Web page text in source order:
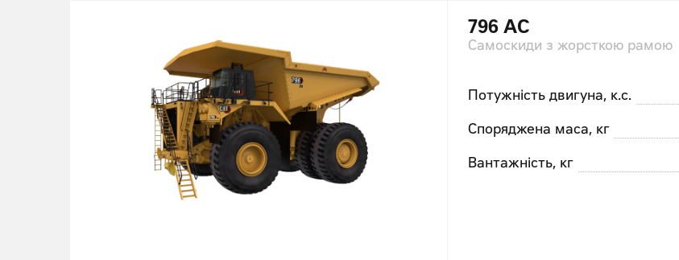
796 AC
Самоскиди з жорсткою рамою
Потужність двигуна, к.с.
Споряджена маса, кг
Вантажність, кг